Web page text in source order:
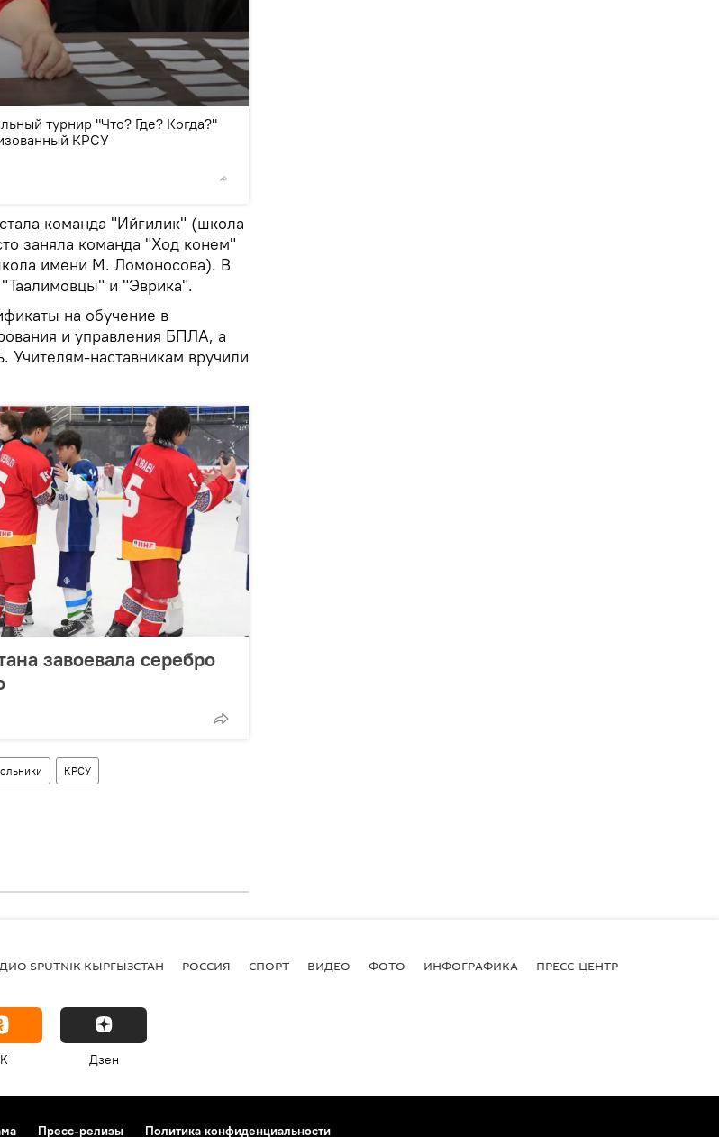
турнир "Что? Где? Когда?"
КРСУ
команда "Ийгилик" (школа
заняла команда "Ход конем"
имени М. Ломоносова). В
и "Эврика".
на обучение в
и управления БПЛА, а
Учителям-наставникам вручили
завоевала серебро
КРСУ
SPUTNIK КЫРГЫЗСТАН РОССИЯ СПОРТ ВИДЕО ФОТО ИНФОГРАФИКА ПРЕСС-ЦЕНТР
Дзен
Пресс-релизы Политика конфиденциальности